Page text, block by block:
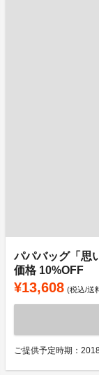
パパバッグ「思
価格 10%OFF
¥13,608 (税込/送
ご提供予定時期：